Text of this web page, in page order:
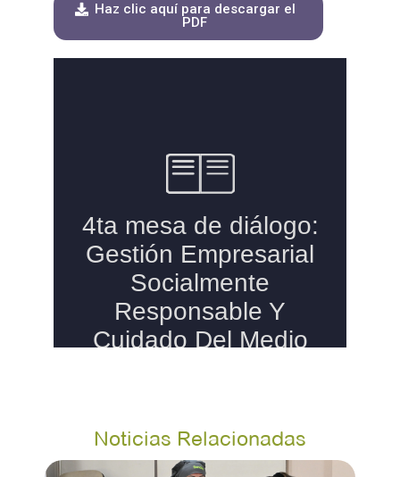
Haz clic aquí para descargar el
PDF
Noticias Relacionadas